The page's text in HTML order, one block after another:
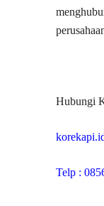
Hubungi
Telp :